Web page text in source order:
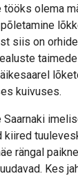
olema
siis on
kuivuses.
kiired
rängal
Kes